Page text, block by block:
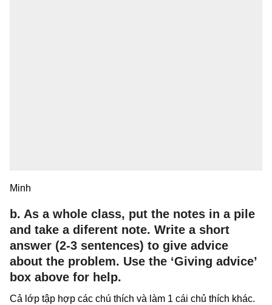
Minh
b. As a whole class, put the notes in a pile
and take a diferent note. Write a short
answer (2-3 sentences) to give advice
about the problem. Use the ‘Giving advice’
box above for help.
Cả lớp tập hợp các chú thích và làm 1 cái chủ thích khác.